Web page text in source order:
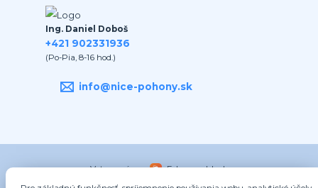
Ing. Daniel Doboš
+421 902331936
(Po-Pia, 8-16 hod.)
info@nice-pohony.sk
Vytvorené na
Eshop-rychlo.sk